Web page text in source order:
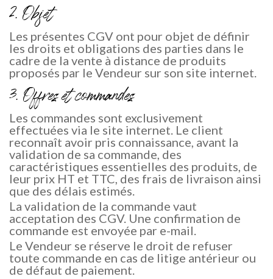
2. Objet
Les présentes CGV ont pour objet de définir
les droits et obligations des parties dans le
cadre de la vente à distance de produits
proposés par le Vendeur sur son site internet.
3. Offres et commandes
Les commandes sont exclusivement
effectuées via le site internet. Le client
reconnaît avoir pris connaissance, avant la
validation de sa commande, des
caractéristiques essentielles des produits, de
leur prix HT et TTC, des frais de livraison ainsi
que des délais estimés.
La validation de la commande vaut
acceptation des CGV. Une confirmation de
commande est envoyée par e-mail.
Le Vendeur se réserve le droit de refuser
toute commande en cas de litige antérieur ou
de défaut de paiement.